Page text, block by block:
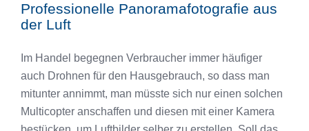
Professionelle Panoramafotografie aus
der Luft
Im Handel begegnen Verbraucher immer häufiger
auch Drohnen für den Hausgebrauch, so dass man
mitunter annimmt, man müsste sich nur einen solchen
Multicopter anschaffen und diesen mit einer Kamera